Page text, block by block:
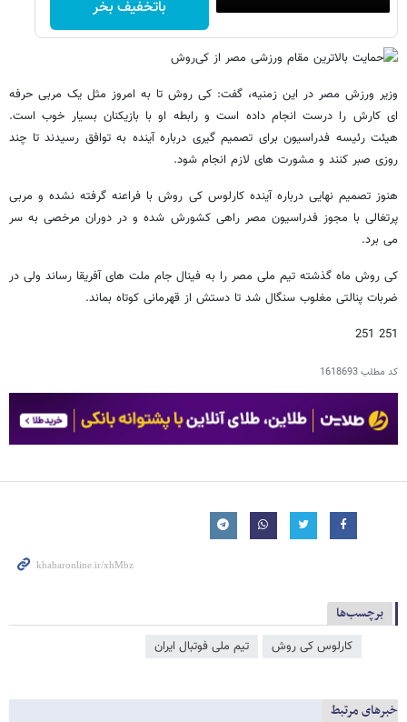
باتخفیف بخر
وزیر ورزش مصر در این زمنیه، گفت: کی روش تا به امروز مثل یک مربی حرفه
ای کارش را درست انجام داده است و رابطه او با بازیکنان بسیار خوب است.
هیئت رئیسه فدراسیون برای تصمیم گیری درباره آینده به توافق رسیدند تا چند
روزی صبر کنند و مشورت های لازم انجام شود.
هنوز تصمیم نهایی درباره آینده کارلوس کی روش با فراعنه گرفته نشده و مربی
پرتغالی با مجوز فدراسیون مصر راهی کشورش شده و در دوران مرخصی به سر
می برد.
کی روش ماه گذشته تیم ملی مصر را به فینال جام ملت های آفریقا رساند ولی در
ضربات پنالتی مغلوب سنگال شد تا دستش از قهرمانی کوتاه بماند.
251 251
کد مطلب1618693
برچسب‌ها
کارلوس کی روش تیم ملی فوتبال ایران
خبرهای مرتبط